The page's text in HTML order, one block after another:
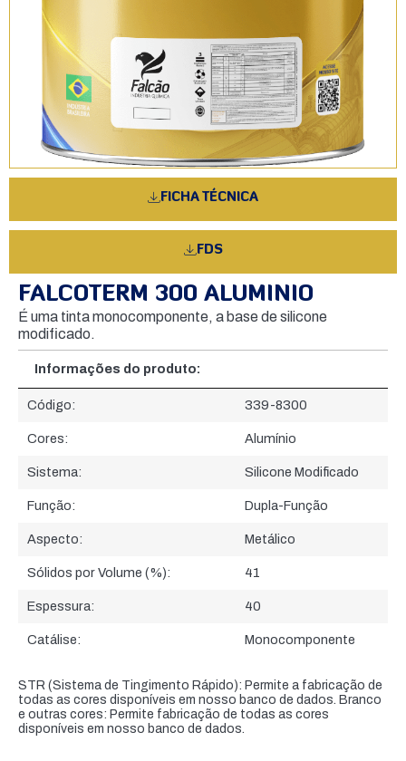
FICHA TÉCNICA
FDS
FALCOTERM 300 ALUMINIO
É uma tinta monocomponente, a base de silicone
modificado.
Informações do produto:
Informações do produto:
Código: 339-8300
Cores: Alumínio
Sistema: Silicone Modificado
Função: Dupla-Função
Aspecto: Metálico
Sólidos por Volume (%): 41
Espessura: 40
Catálise: Monocomponente
STR (Sistema de Tingimento Rápido): Permite a fabricação de
todas as cores disponíveis em nosso banco de dados. Branco
e outras cores: Permite fabricação de todas as cores
disponíveis em nosso banco de dados.